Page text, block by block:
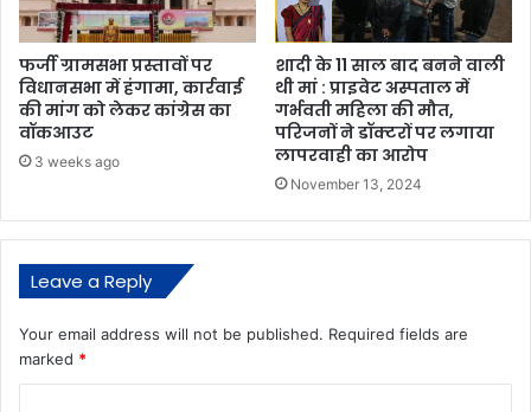
फर्जी ग्रामसभा प्रस्तावों पर
विधानसभा में हंगामा, कार्रवाई
की मांग को लेकर कांग्रेस का
वॉकआउट
3 weeks ago
शादी के 11 साल बाद बनने वाली
थी मां : प्राइवेट अस्पताल में
गर्भवती महिला की मौत,
परिजनों ने डॉक्टरों पर लगाया
लापरवाही का आरोप
November 13, 2024
Leave a Reply
Your email address will not be published. Required fields are
marked *